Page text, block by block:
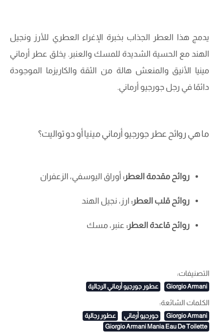
يدمج هذا العطر الجذاب بخبرة الإغراء العطري للأرز ونجيل
الهند مع الحسية الشديدة للمسك والعنبر. يخلق عطر أرماني
مينيا الأنيق والمنعش هالة من الثقة والكاريزما الموجودة
دائمًا في رجل جورجيو أرماني.
ما هي روائح عطر جورجيو أرماني مينيا أو دو تواليت؟
روائح مقدمة العطر: أوراق اليوسفي، الزعفران
روائح قلب العطر: ارز، نجيل الهند
روائح قاعدة العطر: عنبر، مسك
التصنيفات:
Giorgio Armani عطور جورجيو أرماني الرجالية
الكلمات الشائعة:
Giorgio Armani جورجيو أرماني
عطور رجالية
Giorgio Armani Mania Eau De Toilette